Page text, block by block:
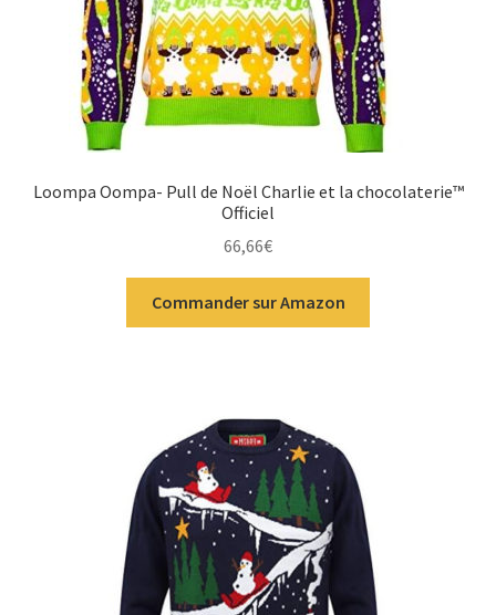
Loompa Oompa- Pull de Noël Charlie et la chocolaterie™
Officiel
66,66€
Commander sur Amazon